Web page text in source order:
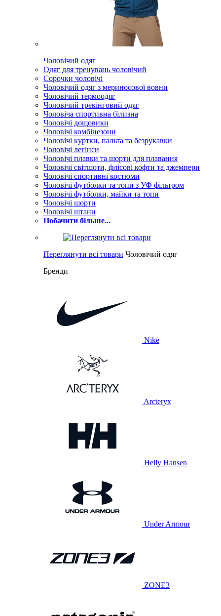
Чоловічий одяг
Одяг для тренувань чоловічий
Сорочки чоловічі
Чоловічий одяг з мериносової вовни
Чоловічий термоодяг
Чоловічий трекінговий одяг
Чоловіча спортивна білизна
Чоловічі дощовики
Чоловічі комбінезони
Чоловічі куртки, пальта та безрукавки
Чоловічі легінси
Чоловічі плавки та шорти для плавання
Чоловічі світшоти, флісові кофти та джемпери
Чоловічі спортивні костюми
Чоловічі футболки та топи з УФ фільтром
Чоловічі футболки, майки та топи
Чоловічі шорти
Чоловічі штани
Побачити більше...
Переглянути всі товари Чоловічий одяг
Бренди
Nike
Arcteryx
Helly Hansen
Under Armour
ZONE3